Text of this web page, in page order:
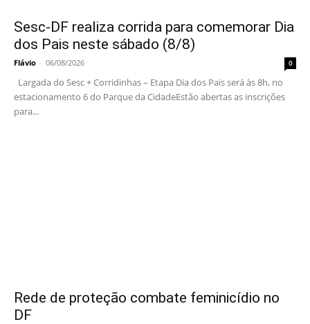
Sesc-DF realiza corrida para comemorar Dia
dos Pais neste sábado (8/8)
Flávio - 06/08/2026 0
Largada do Sesc + Corridinhas – Etapa Dia dos Pais será às 8h, no
estacionamento 6 do Parque da CidadeEstão abertas as inscrições
para...
Rede de proteção combate feminicídio no
DF